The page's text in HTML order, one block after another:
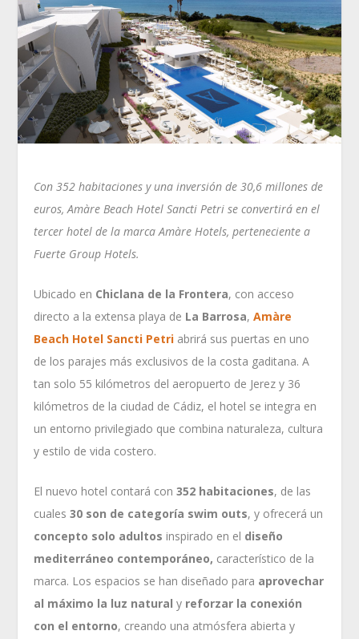
Con 352 habitaciones y una inversión de 30,6 millones de
euros, Amàre Beach Hotel Sancti Petri se convertirá en el
tercer hotel de la marca Amàre Hotels, perteneciente a
Fuerte Group Hotels.
Ubicado en Chiclana de la Frontera, con acceso
directo a la extensa playa de La Barrosa,Amàre
Beach Hotel Sancti Petri abrirá sus puertas en uno
de los parajes más exclusivos de la costa gaditana. A
tan solo 55 kilómetros del aeropuerto de Jerez y 36
kilómetros de la ciudad de Cádiz, el hotel se integra en
un entorno privilegiado que combina naturaleza, cultura
y estilo de vida costero.
El nuevo hotel contará con352 habitaciones, de las
cuales30 son de categoría swim outs, y ofrecerá un
concepto solo adultos inspirado en el diseño
mediterráneo contemporáneo, característico de la
marca. Los espacios se han diseñado para aprovechar
al máximo la luz natural y reforzar la conexión
con el entorno, creando una atmósfera abierta y